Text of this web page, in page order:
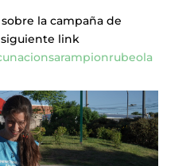
la campaña de
link